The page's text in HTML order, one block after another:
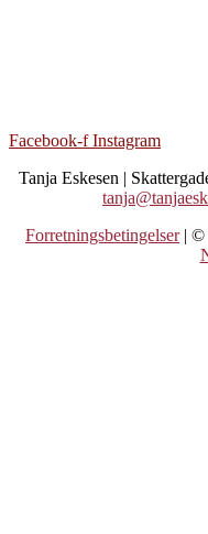
Facebook-f Instagram
Tanja Eskesen |
Forretningsbetingelser | ©